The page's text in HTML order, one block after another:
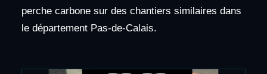
perche carbone sur des chantiers similaires dans
le département Pas-de-Calais.